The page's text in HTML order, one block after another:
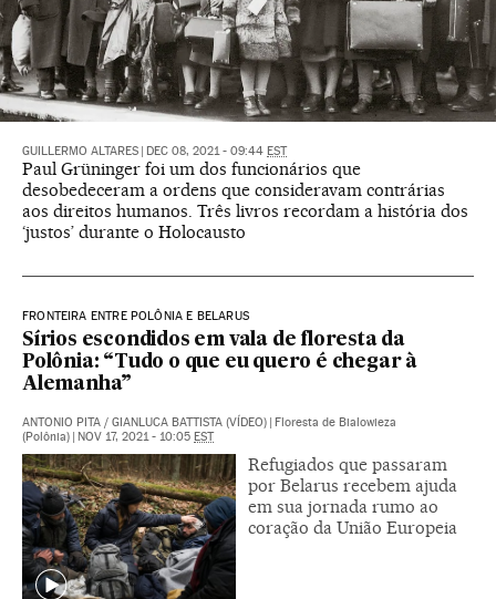
GUILLERMO ALTARES DEC 08, 2021 - 09:44 EST
Paul Grüninger foi um dos funcionários que
desobedeceram a ordens que consideravam contrárias
aos direitos humanos. Três livros recordam a história dos
‘justos’ durante o Holocausto
FRONTEIRA ENTRE POLÔNIA E BELARUS
Sírios escondidos em vala de floresta da
Polônia: “Tudo o que eu quero é chegar à
Alemanha”
ANTONIO PITA / GIANLUCA BATTISTA (VÍDEO)
Floresta de Bialowieza
(Polônia)
NOV 17, 2021 - 10:05 EST
Refugiados que passaram
por Belarus recebem ajuda
em sua jornada rumo ao
coração da União Europeia